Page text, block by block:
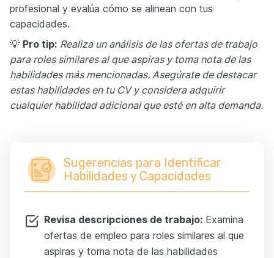
profesional y evalúa cómo se alinean con tus
capacidades.
💡 Pro tip: Realiza un análisis de las ofertas de trabajo
para roles similares al que aspiras y toma nota de las
habilidades más mencionadas. Asegúrate de destacar
estas habilidades en tu CV y considera adquirir
cualquier habilidad adicional que esté en alta demanda.
Sugerencias para Identificar
Habilidades y Capacidades
Revisa descripciones de trabajo: Examina
ofertas de empleo para roles similares al que
aspiras y toma nota de las habilidades